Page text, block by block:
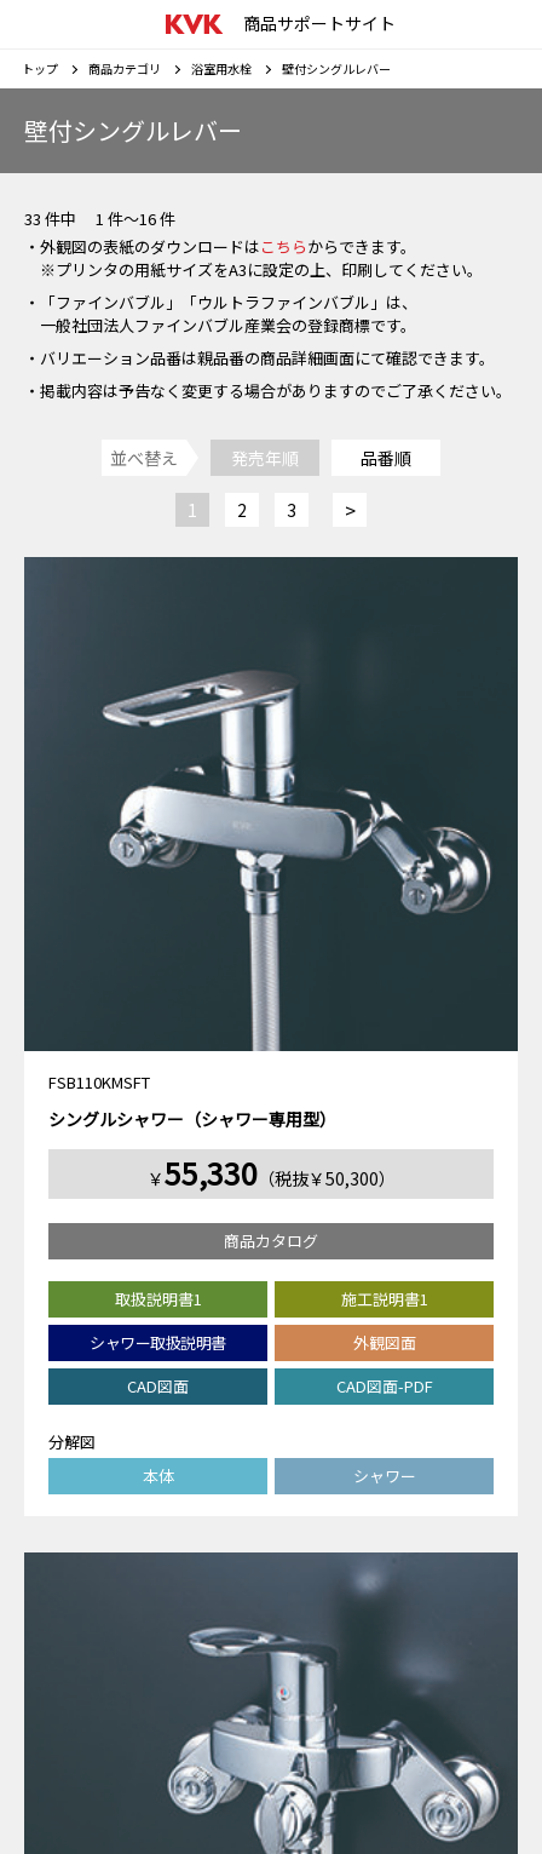
商品サポートサイト
トップ 商品カテゴリ 浴室用水栓 壁付シングルレバー
壁付シングルレバー
33 件中 1 件～16 件
・外観図の表紙のダウンロードはこちらからできます。
※プリンタの用紙サイズをA3に設定の上、印刷してください。
・「ファインバブル」「ウルトラファインバブル」は、
一般社団法人ファインバブル産業会の登録商標です。
・バリエーション品番は親品番の商品詳細画面にて確認できます。
・掲載内容は予告なく変更する場合がありますのでご了承ください。
並べ替え 発売年順 品番順
1 2 3 >
FSB110KMSFT
シングルシャワー（シャワー専用型）
￥55,330（税抜￥50,300）
商品カタログ
取扱説明書1
施工説明書1
シャワー取扱説明書
外観図面
CAD図面
CAD図面-PDF
分解図
本体
シャワー